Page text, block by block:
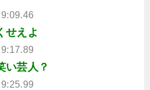
せえよ
い芸人？